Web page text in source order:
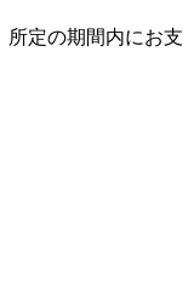
定の期間内にお支